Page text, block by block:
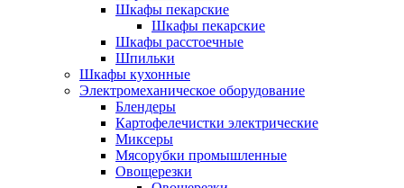
Шкафы пекарские
Шкафы пекарские
Шкафы расстоечные
Шпильки
Шкафы кухонные
Электромеханическое оборудование
Блендеры
Картофелечистки электрические
Миксеры
Мясорубки промышленные
Овощерезки